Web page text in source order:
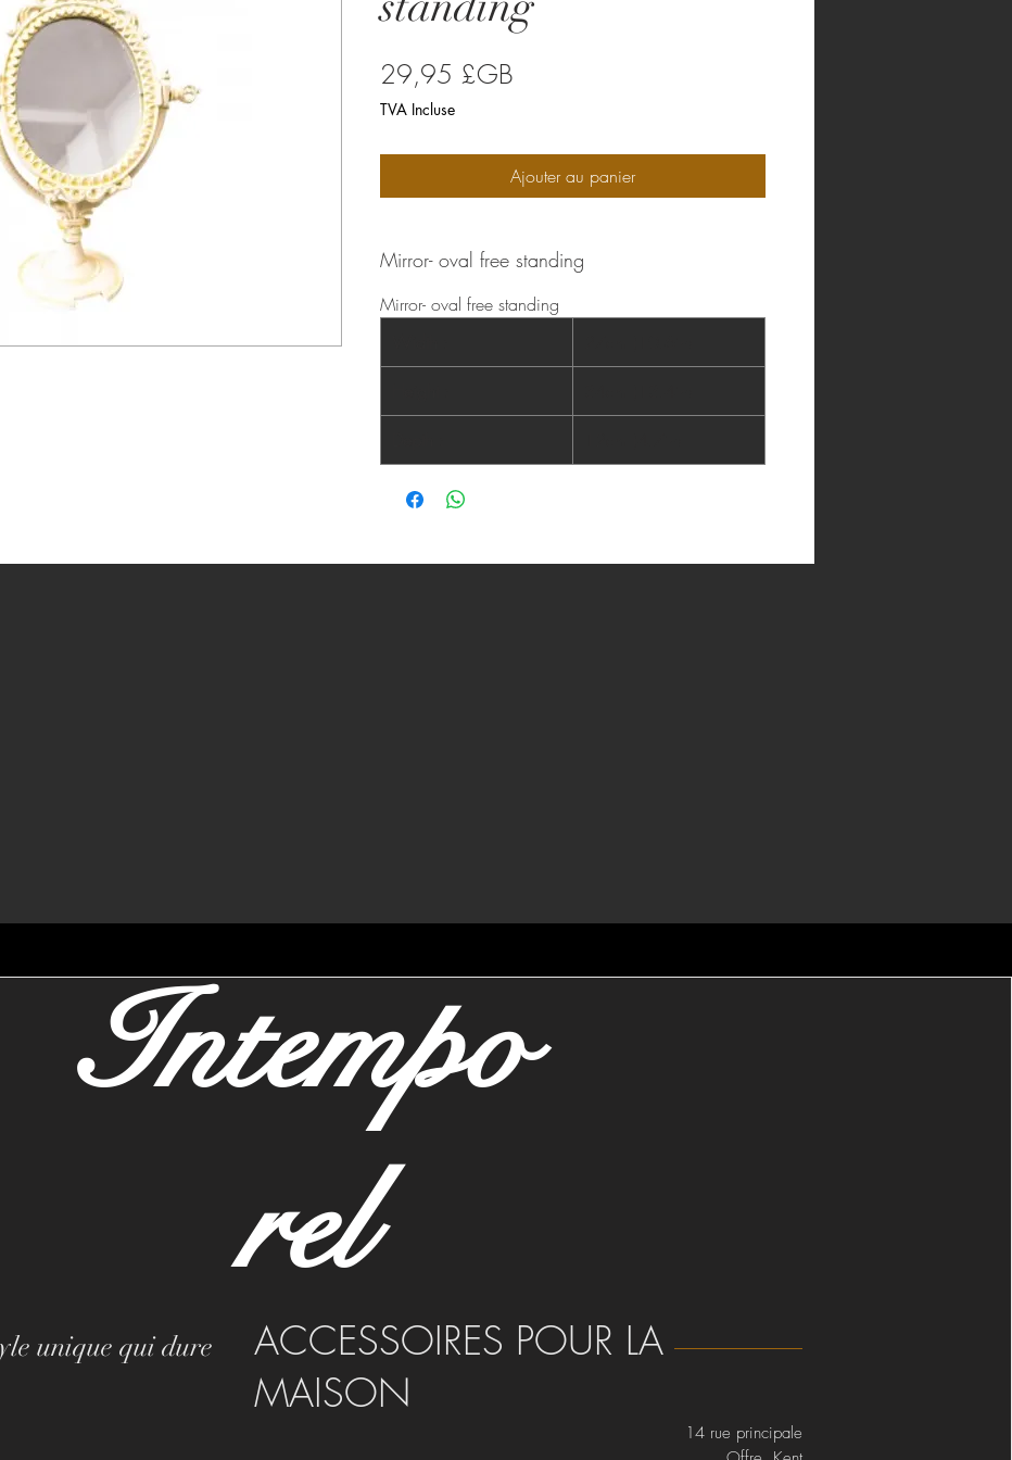
29,95 £GB
TVA Incluse
Ajouter au panier
Mirror- oval free standing
Mirror- oval free standing
ACCESSOIRES POUR LA
MAISON
unique qui dure
Intempo
rel
14 rue principale